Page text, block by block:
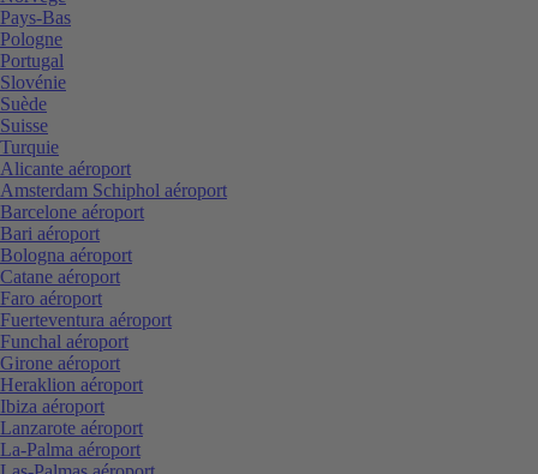
Pays-Bas
Pologne
Portugal
Slovénie
Suède
Suisse
Turquie
Alicante aéroport
Amsterdam Schiphol aéroport
Barcelone aéroport
Bari aéroport
Bologna aéroport
Catane aéroport
Faro aéroport
Fuerteventura aéroport
Funchal aéroport
Girone aéroport
Heraklion aéroport
Ibiza aéroport
Lanzarote aéroport
La-Palma aéroport